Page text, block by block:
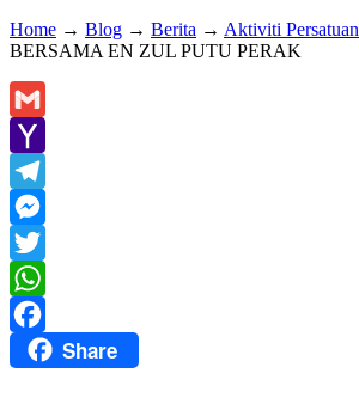
Home → Blog → Berita → Aktiviti Persatuan
BERSAMA EN ZUL PUTU PERAK
Gmail
Yahoo
Mail
Telegram
Messenger
Twitter
WhatsApp
FacebookShare